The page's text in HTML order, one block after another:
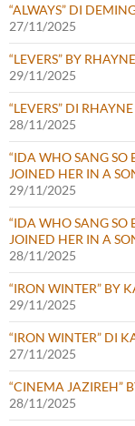
“ALWAYS” DI
27/11/2025
“LEVERS” BY
29/11/2025
“LEVERS” DI
28/11/2025
“IDA WHO SANG SO
JOINED HER IN A
29/11/2025
“IDA WHO SANG SO
JOINED HER IN A
28/11/2025
“IRON WINTER” BY
29/11/2025
“IRON WINTER” DI
27/11/2025
“CINEMA JAZIREH”
28/11/2025